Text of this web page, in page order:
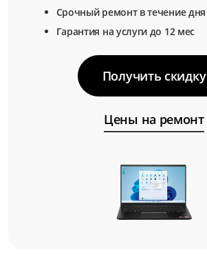
Срочный ремонт в течение дня
Гарантия на услуги до 12 мес
Получить скидку
Цены на ремонт